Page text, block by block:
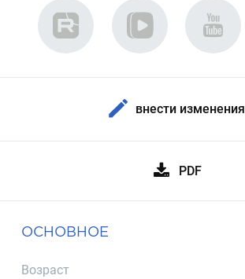
внести изменения
PDF
ОСНОВНОЕ
Возраст